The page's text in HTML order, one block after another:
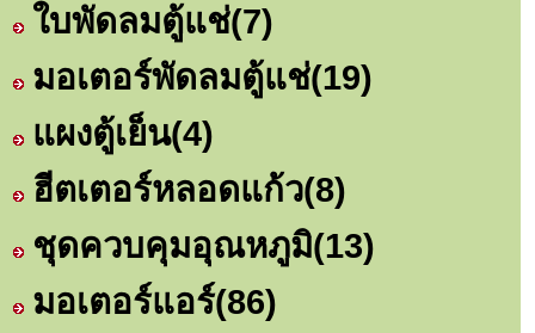
ใบพัดลมตู้แช่(7)
มอเตอร์พัดลมตู้แช่(19)
แผงตู้เย็น(4)
ฮีตเตอร์หลอดแก้ว(8)
ชุดควบคุมอุณหภูมิ(13)
มอเตอร์แอร์(86)